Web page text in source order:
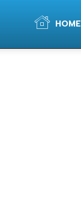
WELOVETOGO
HOME